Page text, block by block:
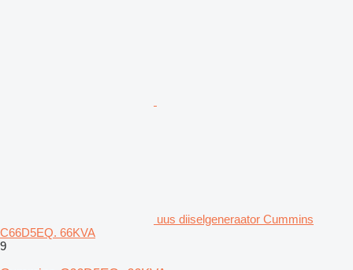
uus diiselgeneraator Cummins
C66D5EQ. 66KVA
9